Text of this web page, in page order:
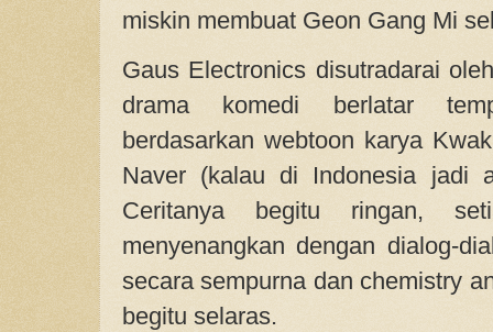
miskin membuat Geon Gang Mi
Gaus Electronics disutradarai
drama komedi berlatar
berdasarkan webtoon karya
Naver (kalau di Indonesia jadi
Ceritanya begitu ringan,
menyenangkan dengan dialog-
secara sempurna dan chemistry
begitu selaras.